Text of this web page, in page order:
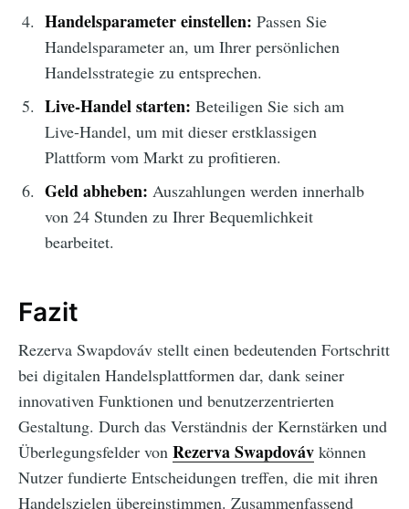
Handelsparameter einstellen: Passen Sie
Handelsparameter an, um Ihrer persönlichen
Handelsstrategie zu entsprechen.
Live-Handel starten: Beteiligen Sie sich am
Live-Handel, um mit dieser erstklassigen
Plattform vom Markt zu profitieren.
Geld abheben: Auszahlungen werden innerhalb
von 24 Stunden zu Ihrer Bequemlichkeit
bearbeitet.
Fazit
Rezerva Swapdováv stellt einen bedeutenden Fortschritt
bei digitalen Handelsplattformen dar, dank seiner
innovativen Funktionen und benutzerzentrierten
Gestaltung. Durch das Verständnis der Kernstärken und
Überlegungsfelder von Rezerva Swapdováv können
Nutzer fundierte Entscheidungen treffen, die mit ihren
Handelszielen übereinstimmen. Zusammenfassend